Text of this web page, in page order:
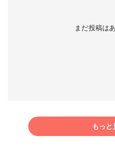
まだ投稿は
もっと